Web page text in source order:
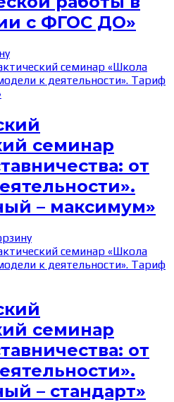
с ФГОС ДО»
семинар
от
– максимум»
семинар
от
– стандарт»